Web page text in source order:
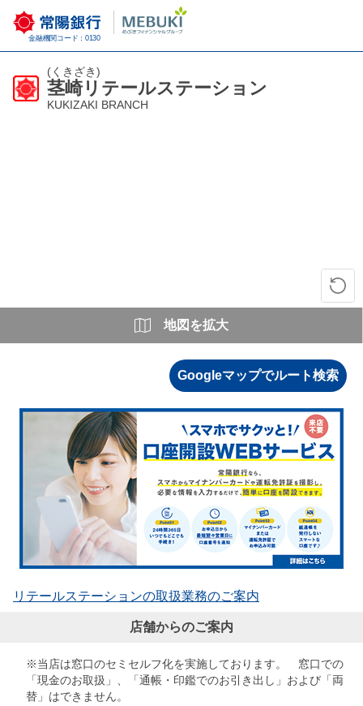
金融機関コード：0130
(くきざき)
茎崎リテールステーション
KUKIZAKI BRANCH
地図を拡大
Googleマップでルート検索
リテールステーションの取扱業務のご案内
店舗からのご案内
※当店は窓口のセミセルフ化を実施しております。 窓口での
「現金のお取扱」、「通帳・印鑑でのお引き出し」および「両
替」はできません。